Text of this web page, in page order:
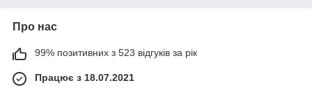
Про нас
99% позитивних з 523 відгуків за рік
Працює з 18.07.2021